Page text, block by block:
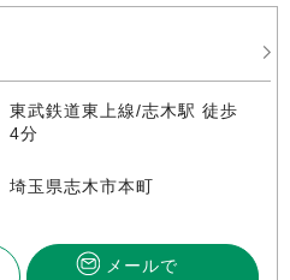
東武鉄道東上線/志木駅 徒歩
4分
埼玉県志木市本町
メールで